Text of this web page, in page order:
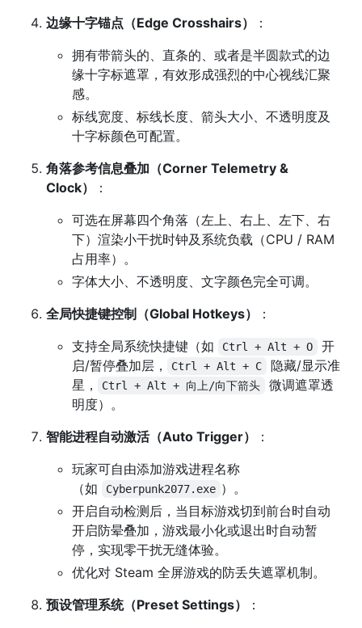
边缘十字锚点（Edge Crosshairs）
：
拥有带箭头的、直条的、或者是半圆款式的边
缘十字标遮罩，有效形成强烈的中心视线汇聚
感。
标线宽度、标线长度、箭头大小、不透明度及
十字标颜色可配置。
角落参考信息叠加（Corner Telemetry &
Clock）
：
可选在屏幕四个角落（左上、右上、左下、右
下）渲染小干扰时钟及系统负载（CPU / RAM
占用率）。
字体大小、不透明度、文字颜色完全可调。
全局快捷键控制（Global Hotkeys）
：
支持全局系统快捷键（如
Ctrl + Alt + O
开
启/暂停叠加层，
Ctrl + Alt + C
隐藏/显示准
星，
Ctrl + Alt + 向上/向下箭头
微调遮罩透
明度）。
智能进程自动激活（Auto Trigger）
：
玩家可自由添加游戏进程名称
（如
Cyberpunk2077.exe ）。
开启自动检测后，当目标游戏切到前台时自动
开启防晕叠加，游戏最小化或退出时自动暂
停，实现零干扰无缝体验。
优化对 Steam 全屏游戏的防丢失遮罩机制。
预设管理系统（Preset Settings）
：